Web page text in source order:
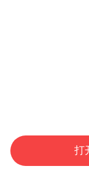
打